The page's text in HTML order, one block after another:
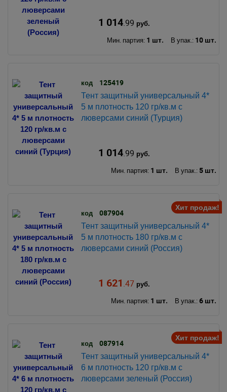
1 014.99 руб.
Мин. партия: 1 шт. В упак.: 10 шт.
код 125419
Тент защитный универсальный 4*
5 м плотность 120 гр/кв.м с
люверсами синий (Турция)
1 014.99 руб.
Мин. партия: 1 шт. В упак.: 5 шт.
Хит продаж!
код 087904
Тент защитный универсальный 4*
5 м плотность 180 гр/кв.м с
люверсами синий (Россия)
1 621.47 руб.
Мин. партия: 1 шт. В упак.: 6 шт.
Хит продаж!
код 087914
Тент защитный универсальный 4*
6 м плотность 120 гр/кв.м с
люверсами зеленый (Россия)